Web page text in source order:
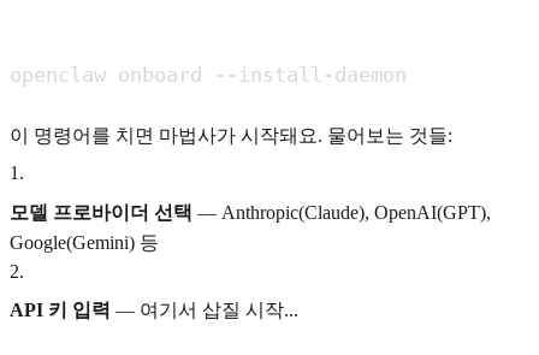
openclaw onboard --install-daemon
이 명령어를 치면 마법사가 시작돼요. 물어보는 것들:
1 .
모델 프로바이더 선택 — Anthropic(Claude), OpenAI(GPT),
Google(Gemini) 등
2.
API 키 입력 — 여기서 삽질 시작...